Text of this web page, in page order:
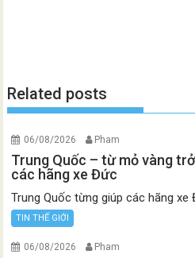
Related posts
06/08/2026 Pham
Trung Quốc – từ mỏ vàng
các hãng xe Đức
Trung Quốc từng giúp các hãng xe
TIN THẾ GIỚI
06/08/2026 Pham